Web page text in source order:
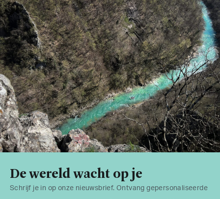
De wereld wacht op je
Schrijf je in op onze nieuwsbrief. Ontvang gepersonaliseerde